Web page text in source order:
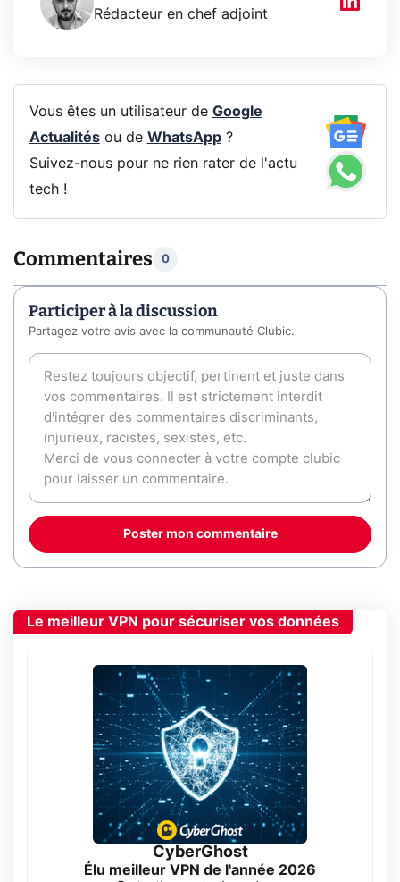
Rédacteur en chef adjoint
Vous êtes un utilisateur de Google
Actualitésou de WhatsApp?
Suivez-nous pour ne rien rater de l'actu
tech !
Commentaires 0
Participer à la discussion
Partagez votre avis avec la communauté Clubic.
Poster mon commentaire
Le meilleur VPN pour sécuriser vos données
CyberGhost
Élu meilleur VPN de l'année 2026